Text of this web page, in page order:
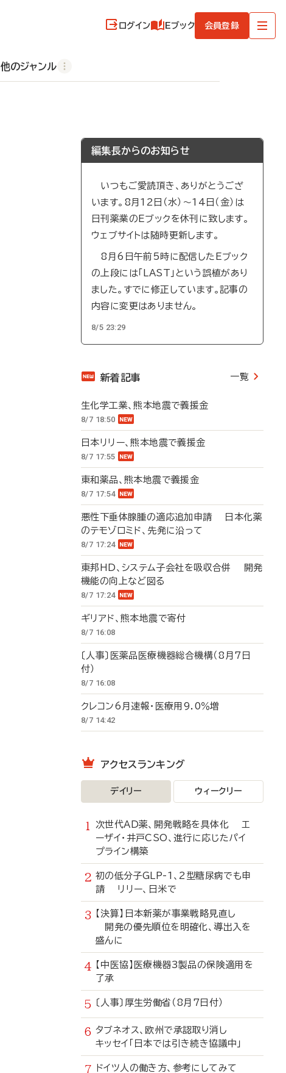
ログイン Eブック 会員登録
他のジャンル
編集長からのお知らせ
いつもご愛読頂き、ありがとうござ
います。8月12日（水）～14日（金）は
日刊薬業のEブックを休刊に致します。
ウェブサイトは随時更新します。
8月6日午前5時に配信したEブック
の上段には「LAST」という誤植があり
ました。すでに修正しています。記事の
内容に変更はありません。
8/5 23:29
新着記事 一覧
生化学工業、熊本地震で義援金
8/7 18:50
日本リリー、熊本地震で義援金
8/7 17:55
東和薬品、熊本地震で義援金
8/7 17:54
悪性下垂体腺腫の適応追加申請 日本化薬
のテモゾロミド、先発に沿って
8/7 17:24
東邦HD、システム子会社を吸収合併 開発
機能の向上など図る
8/7 17:24
ギリアド、熊本地震で寄付
8/7 16:08
〔人事〕医薬品医療機器総合機構（8月7日
付）
8/7 16:08
クレコン6月速報・医療用9.0％増
8/7 14:42
アクセスランキング
デイリー ウィークリー
次世代AD薬、開発戦略を具体化 エ
ーザイ・井戸CSO、進行に応じたパイ
プライン構築
初の低分子GLP-1、2型糖尿病でも申
請 リリー、日米で
【決算】日本新薬が事業戦略見直し
開発の優先順位を明確化、導出入を
盛んに
【中医協】医療機器3製品の保険適用を
了承
〔人事〕厚生労働省（8月7日付）
タブネオス、欧州で承認取り消し
キッセイ「日本では引き続き協議中」
ドイツ人の働き方、参考にしてみて